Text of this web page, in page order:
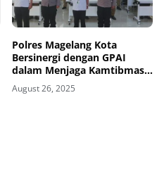
Polres Magelang Kota
Bersinergi dengan GPAI
dalam Menjaga Kamtibmas
Sekolah
August 26, 2025